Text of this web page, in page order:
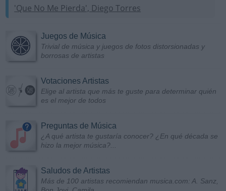
'Que No Me Pierda', Diego Torres
Juegos de Música
Trivial de música y juegos de fotos distorsionadas y
borrosas de artistas
Votaciones Artistas
Elige al artista que más te guste para determinar quién
es el mejor de todos
Preguntas de Música
¿A qué artista te gustaría conocer? ¿En qué década se
hizo la mejor música?...
Saludos de Artistas
Más de 100 artistas recomiendan musica.com: A. Sanz,